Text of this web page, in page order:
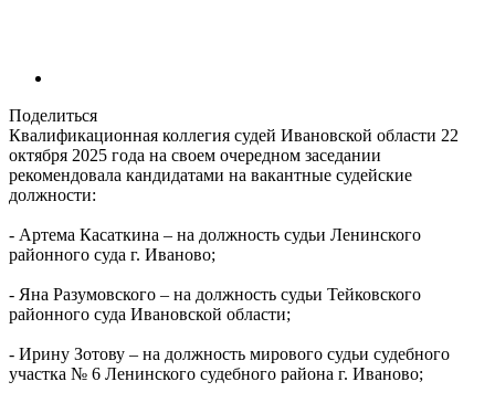
Поделиться
Квалификационная коллегия судей Ивановской области 22
октября 2025 года на своем очередном заседании
рекомендовала кандидатами на вакантные судейские
должности:
- Артема Касаткина – на должность судьи Ленинского
районного суда г. Иваново;
- Яна Разумовского – на должность судьи Тейковского
районного суда Ивановской области;
- Ирину Зотову – на должность мирового судьи судебного
участка № 6 Ленинского судебного района г. Иваново;